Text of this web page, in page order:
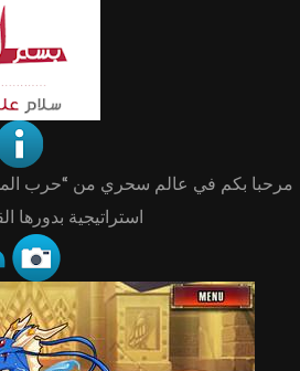
مرحبا بكم في عالم سحري من “حرب
استراتيجية بدورها